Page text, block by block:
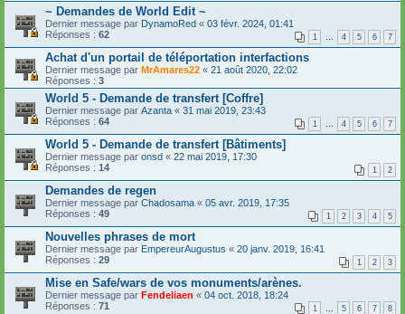
~ Demandes de World Edit ~
Dernier message par DynamoRed « 03 févr. 2024, 01:41
Réponses : 62 1 … 4 5 6 7
Achat d'un portail de téléportation interfactions
Dernier message par MrAmares22 « 21 août 2020, 22:02
Réponses : 3
World 5 - Demande de transfert [Coffre]
Dernier message par Azanta « 31 mai 2019, 23:43
Réponses : 64 1 … 4 5 6 7
World 5 - Demande de transfert [Bâtiments]
Dernier message par onsd « 22 mai 2019, 17:30
Réponses : 14 1 2
Demandes de regen
Dernier message par Chadosama « 05 avr. 2019, 17:35
Réponses : 49 1 2 3 4 5
Nouvelles phrases de mort
Dernier message par EmpereurAugustus « 20 janv. 2019, 16:41
Réponses : 29 1 2 3
Mise en Safe/wars de vos monuments/arènes.
Dernier message par Fendeliaen « 04 oct. 2018, 18:24
Réponses : 71 1 … 5 6 7 8